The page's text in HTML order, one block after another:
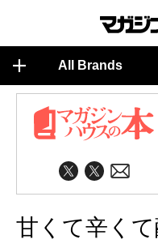
All Brands
甘くて辛くて